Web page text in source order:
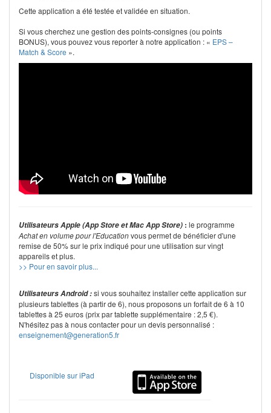
Cette application a été testée et validée en situation.
Si vous cherchez une gestion des points-consignes (ou points
BONUS), vous pouvez vous reporter à notre application : « EPS –
Match & Score ».
Utilisateurs Apple (App Store et Mac App Store) : le programme
Achat en volume pour l'Educationvous permet de bénéficier d'une
remise de 50% sur le prix indiqué pour une utilisation sur vingt
appareils et plus.
>> Pour en savoir plus...
Utilisateurs Android :si vous souhaitez installer cette application sur
plusieurs tablettes (à partir de 6), nous proposons un forfait de 6 à 10
tablettes à 25 euros (prix par tablette supplémentaire : 2,5 €).
N'hésitez pas à nous contacter pour un devis personnalisé :
enseignement@generation5.fr
Disponible sur iPad